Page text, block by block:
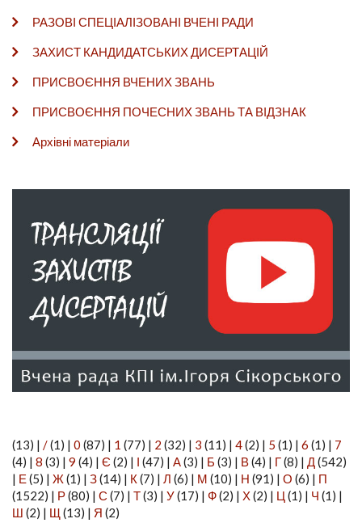
РАЗОВІ СПЕЦІАЛІЗОВАНІ ВЧЕНІ РАДИ
ЗАХИСТ КАНДИДАТСЬКИХ ДИСЕРТАЦІЙ
ПРИСВОЄННЯ ВЧЕНИХ ЗВАНЬ
ПРИСВОЄННЯ ПОЧЕСНИХ ЗВАНЬ ТА ВІДЗНАК
Архівні матеріали
(13) | /(1) | 0 (87) | 1 (77) | 2 (32) | 3 (11) | 4(2) | 5 (1) | 6 (1) | 7
(4) | 8 (3) | 9 (4) | Є (2) | І (47) | А(3) | Б (3) | В(4) | Г(8) | Д(542)
| Е (5) | Ж (1) | З(14) | К (7) | Л (6) | М (10) | Н (91) | О (6) | П
(1522) | Р(80) | С (7) | Т(3) | У(17) | Ф(2) | Х(2) | Ц (1) | Ч (1) |
Ш (2) | Щ (13) | Я (2)